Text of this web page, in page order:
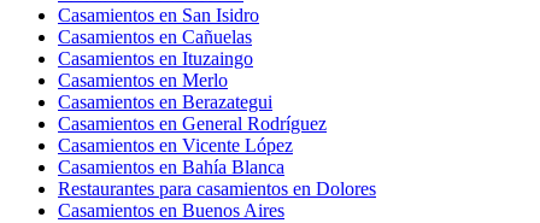
Casamientos en San Isidro
Casamientos en Cañuelas
Casamientos en Ituzaingo
Casamientos en Merlo
Casamientos en Berazategui
Casamientos en General Rodríguez
Casamientos en Vicente López
Casamientos en Bahía Blanca
Restaurantes para casamientos en Dolores
Casamientos en Buenos Aires